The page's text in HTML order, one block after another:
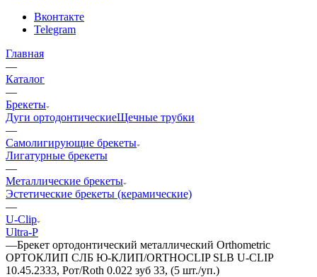
Вконтакте
Telegram
Главная
—
Каталог
—
Брекеты
Дуги ортодонтическиеЩечные трубки
—
Самолигирующие брекеты
Лигатурные брекеты
—
Металлические брекеты
Эстетические брекеты (керамические)
—
U-Clip
Ultra-P
—Брекет ортодонтический металлический Orthometric
ОРТОКЛИП СЛБ Ю-КЛИП/ORTHOCLIP SLB U-CLIP
10.45.2333, Рот/Roth 0.022 зуб 33, (5 шт./уп.)